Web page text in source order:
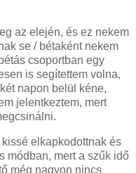
az elején, és ez nekem
se / bétaként nekem
csoportban egy
is segítettem volna,
napon belül kéne,
jelentkeztem, mert
elkapkodottnak és
módban, mert a szűk idő
még nagyon nincs